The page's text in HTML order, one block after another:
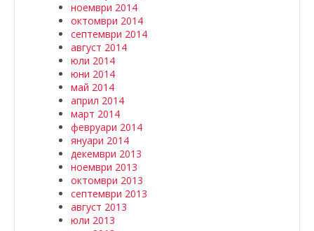
ноември 2014
октомври 2014
септември 2014
август 2014
юли 2014
юни 2014
май 2014
април 2014
март 2014
февруари 2014
януари 2014
декември 2013
ноември 2013
октомври 2013
септември 2013
август 2013
юли 2013